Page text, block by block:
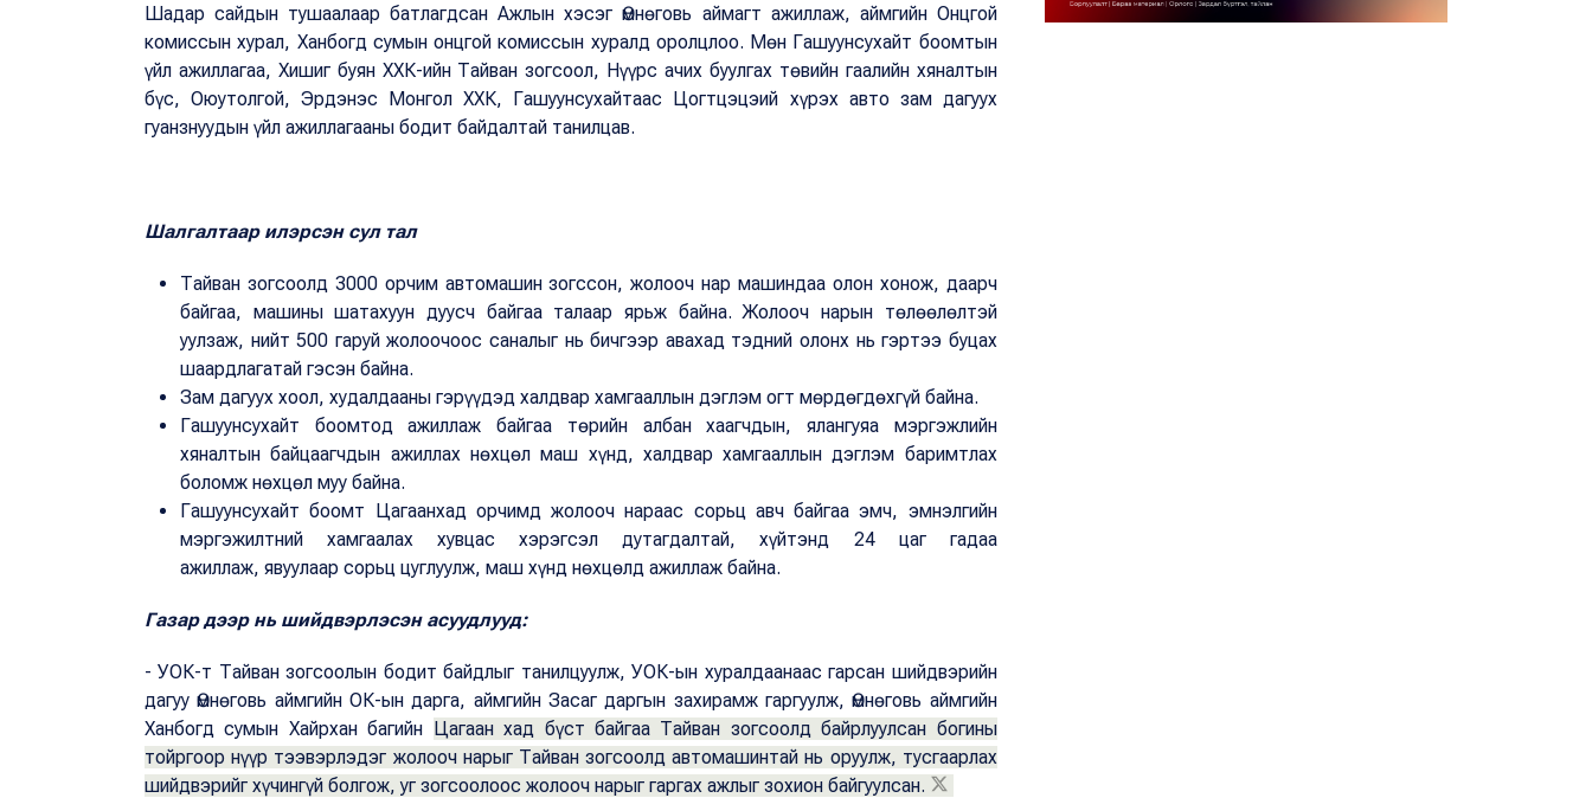
Шадар сайдын тушаалаар батлагдсан Ажлын хэсэг Өмнөговь аймагт ажиллаж, аймгийн Онцгой
комиссын хурал, Ханбогд сумын онцгой комиссын хуралд оролцлоо. Мөн Гашуунсухайт боомтын
үйл ажиллагаа, Хишиг буян ХХК-ийн Тайван зогсоол, Нүүрс ачих буулгах төвийн гаалийн хяналтын
бүс, Оюутолгой, Эрдэнэс Монгол ХХК, Гашуунсухайтаас Цогтцэцэий хүрэх авто зам дагуух
гуанзнуудын үйл ажиллагааны бодит байдалтай танилцав.
Шалгалтаар илэрсэн сул тал
Тайван зогсоолд 3000 орчим автомашин зогссон, жолооч нар машиндаа олон хонож, даарч
байгаа, машины шатахуун дуусч байгаа талаар ярьж байна. Жолооч нарын төлөөлөлтэй
уулзаж, нийт 500 гаруй жолоочоос саналыг нь бичгээр авахад тэдний олонх нь гэртээ буцах
шаардлагатай гэсэн байна.
Зам дагуух хоол, худалдааны гэрүүдэд халдвар хамгааллын дэглэм огт мөрдөгдөхгүй байна.
Гашуунсухайт боомтод ажиллаж байгаа төрийн албан хаагчдын, ялангуяа мэргэжлийн
хяналтын байцаагчдын ажиллах нөхцөл маш хүнд, халдвар хамгааллын дэглэм баримтлах
боломж нөхцөл муу байна.
Гашуунсухайт боомт Цагаанхад орчимд жолооч нараас сорьц авч байгаа эмч, эмнэлгийн
мэргэжилтний хамгаалах хувцас хэрэгсэл дутагдалтай, хүйтэнд 24 цаг гадаа
ажиллаж, явуулаар сорьц цуглуулж, маш хүнд нөхцөлд ажиллаж байна.
Газар дээр нь шийдвэрлэсэн асуудлууд:
- УОК-т Тайван зогсоолын бодит байдлыг танилцуулж, УОК-ын хуралдаанаас гарсан шийдвэрийн
дагуу Өмнөговь аймгийн ОК-ын дарга, аймгийн Засаг даргын захирамж гаргуулж, Өмнөговь аймгийн
Ханбогд сумын Хайрхан багийн Цагаан хад бүст байгаа Тайван зогсоолд байрлуулсан богины
тойргоор нүүр тээвэрлэдэг жолооч нарыг Тайван зогсоолд автомашинтай нь оруулж, тусгаарлах
шийдвэрийг хүчингүй болгож, уг зогсоолоос жолооч нарыг гаргах ажлыг зохион байгуулсан.